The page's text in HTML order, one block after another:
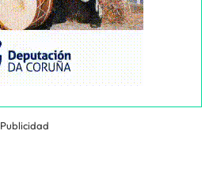
Publicidad